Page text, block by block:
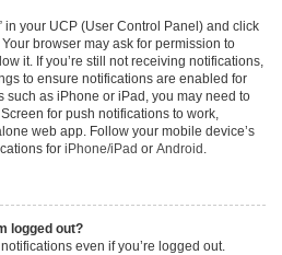
in your UCP (User Control Panel) and click
browser may ask for permission to
it. If you’re still not receiving notifications,
to ensure notifications are enabled for
such as iPhone or iPad, you may need to
for push notifications to work,
web app. Follow your mobile device’s
for iPhone/iPad or Android .
logged out?
even if you’re logged out.